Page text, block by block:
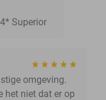
Superior
omgeving.
het niet dat er op